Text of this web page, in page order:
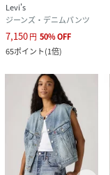
Levi's
ジーンズ・デニムパンツ
7,150円 50%OFF
65ポイント(1倍)